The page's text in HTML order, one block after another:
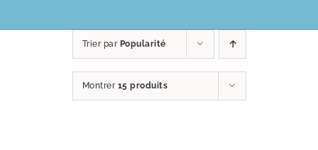
Trier par Popularité
Montrer 15 produits